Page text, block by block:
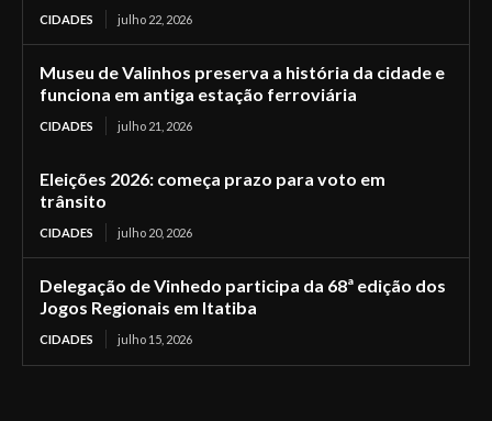
CIDADES julho 22, 2026
Museu de Valinhos preserva a história da cidade e
funciona em antiga estação ferroviária
CIDADES julho 21, 2026
Eleições 2026: começa prazo para voto em
trânsito
CIDADES julho 20, 2026
Delegação de Vinhedo participa da 68ª edição dos
Jogos Regionais em Itatiba
CIDADES julho 15, 2026